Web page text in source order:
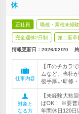
休
正社員 職種・業種未経
完全週休2日制 第二新卒
情報更新日：2026/02/20
仕事内容
【ITのチカラ
ムなど、当社
後手厚い研修
対象と
なる方
【未経験大歓
ばOK！ ※要普
年間休日120日